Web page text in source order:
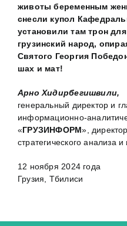
животы беременным
снесли купол
установили там трон
грузинский народ,
Святого Георгия
шах и мат!
Арно Хидирбегишвили,
генеральный директор и
информационно-
«ГРУЗИНФОРМ»,
стратегического анализа
12 ноября 2024 года
Грузия, Тбилиси